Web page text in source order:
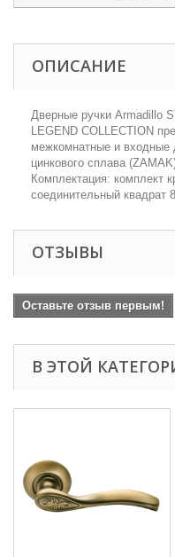
ОПИСАНИЕ
Дверные ручки Armadillo
LEGEND COLLECTION
межкомнатные и входные
цинкового сплава
Комплектация: комплект
соединительный квадрат
ОТЗЫВЫ
Оставьте отзыв первым!
В ЭТОЙ